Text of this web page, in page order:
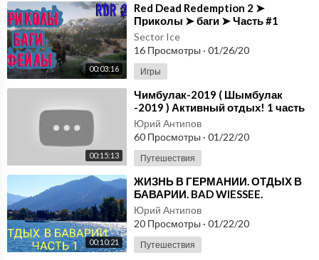
00:03:16
⁣Red Dead Redemption 2 ➤
Приколы ➤ баги ➤ Часть #1
Sector Ice
16 Просмотры · 01/26/20
Игры
00:15:13
⁣Чимбулак-2019 ( Шымбулак
-2019 ) Активный отдых! 1 часть
Юрий Антипов
60 Просмотры · 01/22/20
Путешествия
00:10:21
⁣ЖИЗНЬ В ГЕРМАНИИ. ОТДЫХ В
БАВАРИИ. BAD WIESSEE.
TEGERNSEE. ЧАСТЬ 1.
Юрий Антипов
20 Просмотры · 01/22/20
Путешествия